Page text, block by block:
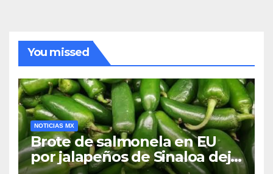
You missed
NOTICIAS MX
Brote de salmonela en EU
por jalapeños de Sinaloa deja